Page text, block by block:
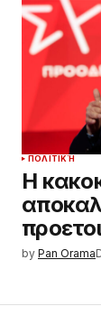
ΠΟΛΙΤΙΚΉ
Η
by Pan Orama